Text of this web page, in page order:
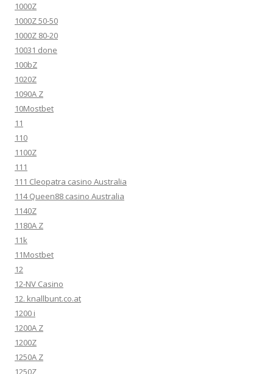
1000Z
1000Z 50-50
1000Z 80-20
10031 done
100bZ
1020Z
1090A Z
10Mostbet
11
110
1100Z
111
111 Cleopatra casino Australia
114 Queen88 casino Australia
1140Z
1180A Z
11k
11Mostbet
12
12-NV Casino
12. knallbunt.co.at
1200 i
1200A Z
1200Z
1250A Z
1250Z